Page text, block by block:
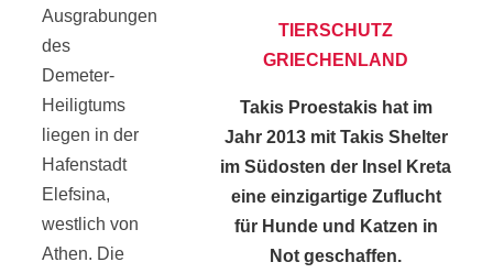
Ausgrabungen
des
Demeter-
Heiligtums
liegen in der
Hafenstadt
Elefsina,
westlich von
Athen. Die
TIERSCHUTZ
GRIECHENLAND
Takis Proestakis hat im
Jahr 2013 mit Takis Shelter
im Südosten der Insel Kreta
eine einzigartige Zuflucht
für Hunde und Katzen in
Not geschaffen.